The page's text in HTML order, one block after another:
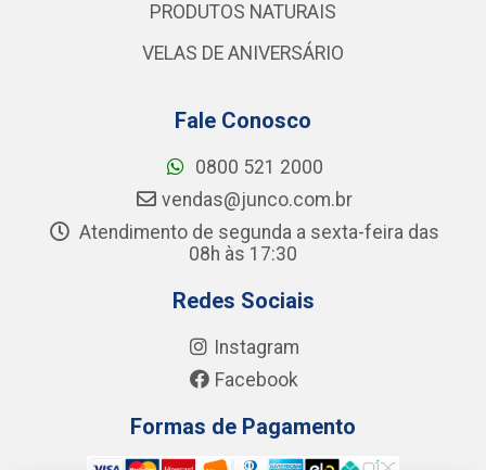
PRODUTOS NATURAIS
VELAS DE ANIVERSÁRIO
Fale Conosco
0800 521 2000
vendas@junco.com.br
Atendimento de segunda a sexta-feira das
08h às 17:30
Redes Sociais
Instagram
Facebook
Formas de Pagamento